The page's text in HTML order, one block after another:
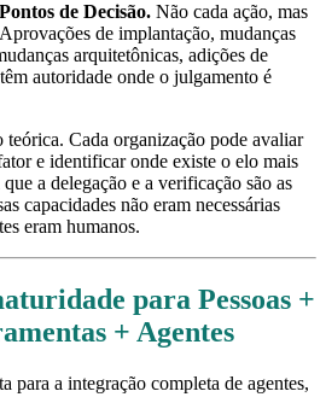
de Decisão. Não cada ação, mas
de implantação, mudanças
arquitetônicas, adições de
autoridade onde o julgamento é
teórica. Cada organização pode avaliar
e identificar onde existe o elo mais
a delegação e a verificação são as
capacidades não eram necessárias
eram humanos.
para Pessoas +
+ Agentes
para a integração completa de agentes,